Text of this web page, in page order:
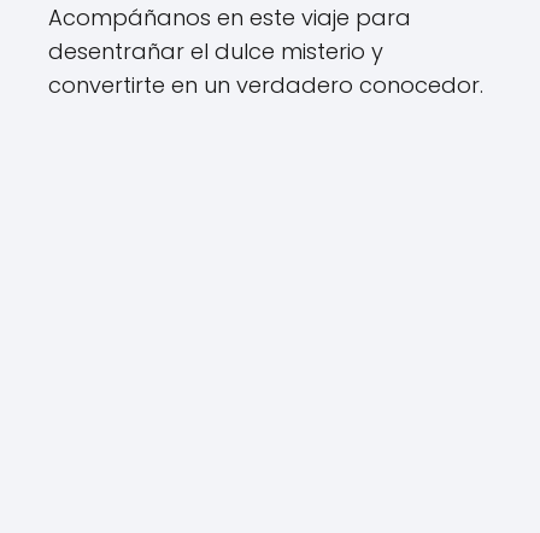
Acompáñanos en este viaje para
desentrañar el dulce misterio y
convertirte en un verdadero conocedor.